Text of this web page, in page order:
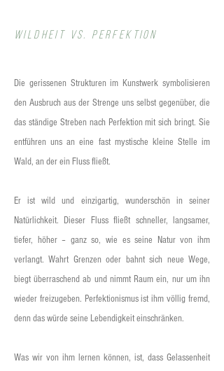
Wildheit vs. Perfektion
Die gerissenen Strukturen im Kunstwerk symbolisieren
den Ausbruch aus der Strenge uns selbst gegenüber, die
das ständige Streben nach Perfektion mit sich bringt. Sie
entführen uns an eine fast mystische kleine Stelle im
Wald, an der ein Fluss fließt.
Er ist wild und einzigartig, wunderschön in seiner
Natürlichkeit. Dieser Fluss fließt schneller, langsamer,
tiefer, höher – ganz so, wie es seine Natur von ihm
verlangt. Wahrt Grenzen oder bahnt sich neue Wege,
biegt überraschend ab und nimmt Raum ein, nur um ihn
wieder freizugeben. Perfektionismus ist ihm völlig fremd,
denn das würde seine Lebendigkeit einschränken.
Was wir von ihm lernen können, ist, dass Gelassenheit